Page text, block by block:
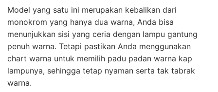
Model yang satu ini merupakan kebalikan dari
monokrom yang hanya dua warna, Anda bisa
menunjukkan sisi yang ceria dengan lampu gantung
penuh warna. Tetapi pastikan Anda menggunakan
chart warna untuk memilih padu padan warna kap
lampunya, sehingga tetap nyaman serta tak tabrak
warna.